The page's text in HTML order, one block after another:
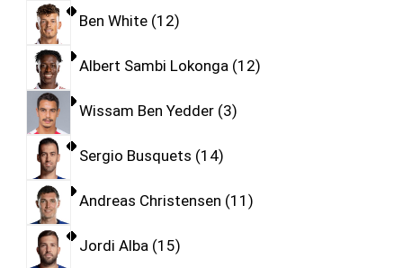
Ben White 12
Albert Sambi Lokonga 12
Wissam Ben Yedder 3
Sergio Busquets 14
Andreas Christensen 11
Jordi Alba 15